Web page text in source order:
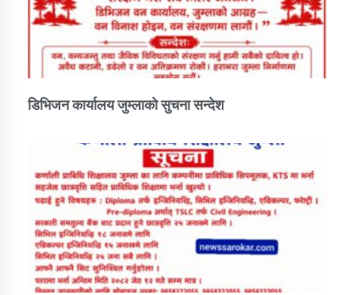
कर्णाली प्राविधि शिक्षालय जुम्लाको सुचना
डिभिजन कार्यालय जुम्लाको सुचना सन्देश